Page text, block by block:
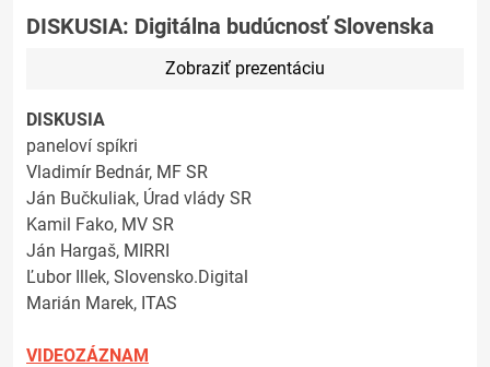
DISKUSIA: Digitálna budúcnosť Slovenska
Zobraziť prezentáciu
DISKUSIA
paneloví spíkri
Vladimír Bednár, MF SR
Ján Bučkuliak, Úrad vlády SR
Kamil Fako, MV SR
Ján Hargaš, MIRRI
Ľubor Illek, Slovensko.Digital
Marián Marek, ITAS
VIDEOZÁZNAM